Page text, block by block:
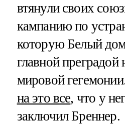
втянули своих
кампанию по
которую Белый дом
главной преградой
мировой
на это все, что у
заключил Бреннер.